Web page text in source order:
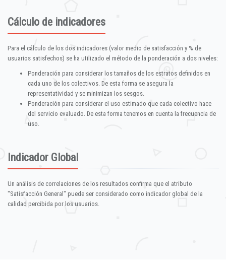
Cálculo de indicadores
Para el cálculo de los dos indicadores (valor medio de satisfacción y % de
usuarios satisfechos) se ha utilizado el método de la ponderación a dos niveles:
Ponderación para considerar los tamaños de los estratos definidos en
cada uno de los colectivos. De esta forma se asegura la
representatividad y se minimizan los sesgos.
Ponderación para considerar el uso estimado que cada colectivo hace
del servicio evaluado. De esta forma tenemos en cuenta la frecuencia de
uso.
Indicador Global
Un análisis de correlaciones de los resultados confirma que el atributo
"Satisfacción General" puede ser considerado como indicador global de la
calidad percibida por los usuarios.